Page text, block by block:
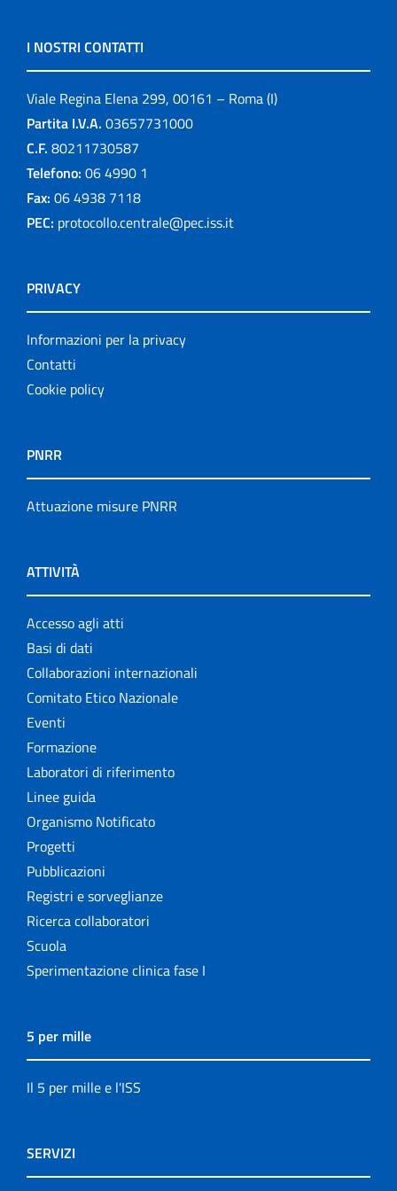
I NOSTRI CONTATTI
Viale Regina Elena 299, 00161 – Roma (I)
Partita I.V.A. 03657731000
C.F. 80211730587
Telefono: 06 4990 1
Fax: 06 4938 7118
PEC: protocollo.centrale@pec.iss.it
PRIVACY
Informazioni per la privacy
Contatti
Cookie policy
PNRR
Attuazione misure PNRR
ATTIVITÀ
Accesso agli atti
Basi di dati
Collaborazioni internazionali
Comitato Etico Nazionale
Eventi
Formazione
Laboratori di riferimento
Linee guida
Organismo Notificato
Progetti
Pubblicazioni
Registri e sorveglianze
Ricerca collaboratori
Scuola
Sperimentazione clinica fase I
5 per mille
Il 5 per mille e l'ISS
SERVIZI